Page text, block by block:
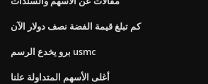
كم تبلغ قيمة الفضة نصف دولار الآن
برو يخدع الرسم usmc
أغلى الأسهم المتداولة علنا